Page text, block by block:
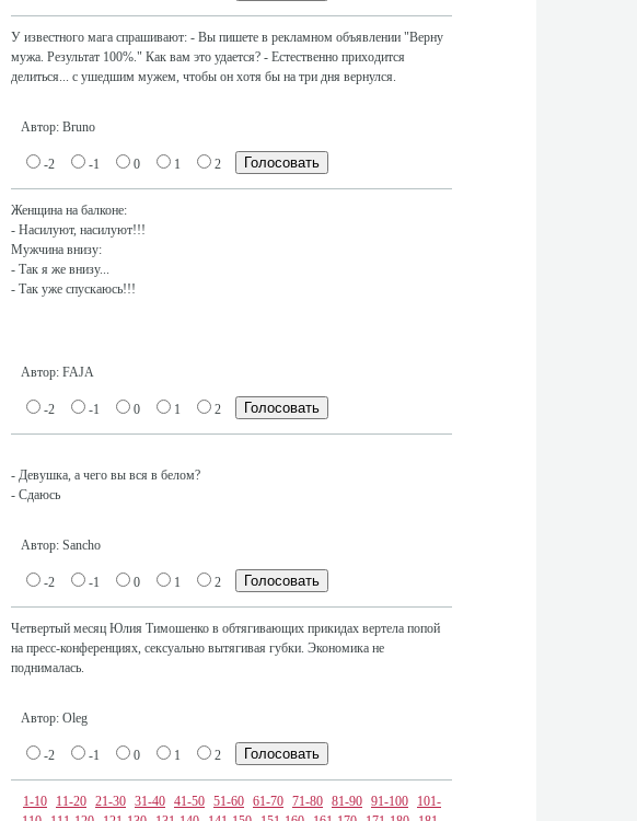
У известного мага спрашивают: - Вы пишете в рекламном объявлении "Верну
мужа. Результат 100%." Как вам это удается? - Естественно приходится
делиться... с ушедшим мужем, чтобы он хотя бы на три дня вернулся.
Автор: Bruno
-2 -1 0 1 2
Женщина на балконе:
- Насилуют, насилуют!!!
Мужчина внизу:
- Так я же внизу...
- Так уже спускаюсь!!!
Автор: FAJA
-2 -1 0 1 2
- Девушка, а чего вы вся в белом?
- Сдаюсь
Автор: Sancho
-2 -1 0 1 2
Четвертый месяц Юлия Тимошенко в обтягивающих прикидах вертела попой
на пресс-конференциях, сексуально вытягивая губки. Экономика не
поднималась.
Автор: Oleg
-2 -1 0 1 2
1-10 11-20 21-30 31-40 41-50 51-60 61-70 71-80 81-90 91-100
101-